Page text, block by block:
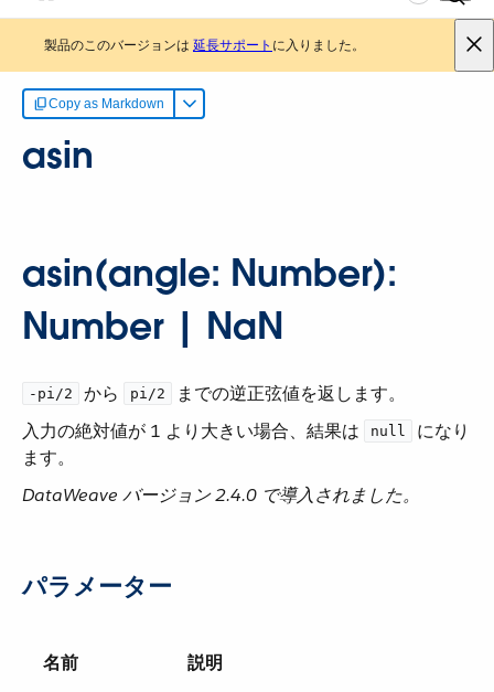
製品のこのバージョンは 延長サポート に入りました。
Copy as Markdown
asin
asin(angle: Number):
Number | NaN
-pi/2 ​ から ​ pi/2
​ までの逆正弦値を返します。
入力の絶対値が 1 より大きい場合、結果は ​
null
​ になり
ます。
DataWeave バージョン 2.4.0 で導入されました。
パラメーター
名前 説明